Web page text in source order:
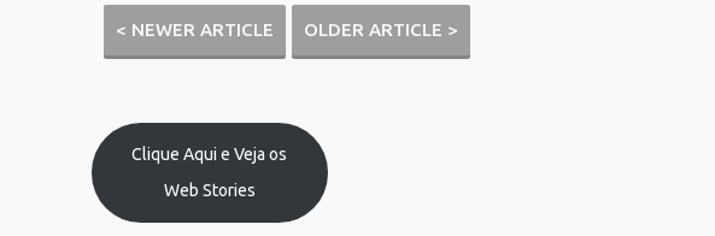
< NEWER ARTICLE OLDER ARTICLE >
Clique Aqui e Veja os
Web Stories